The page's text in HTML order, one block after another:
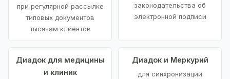
при регулярной рассылке
типовых документов
тысячам клиентов
законодательства об
электронной подписи
Диадок для медицины
и клиник
Диадок и Меркурий
для синхронизации